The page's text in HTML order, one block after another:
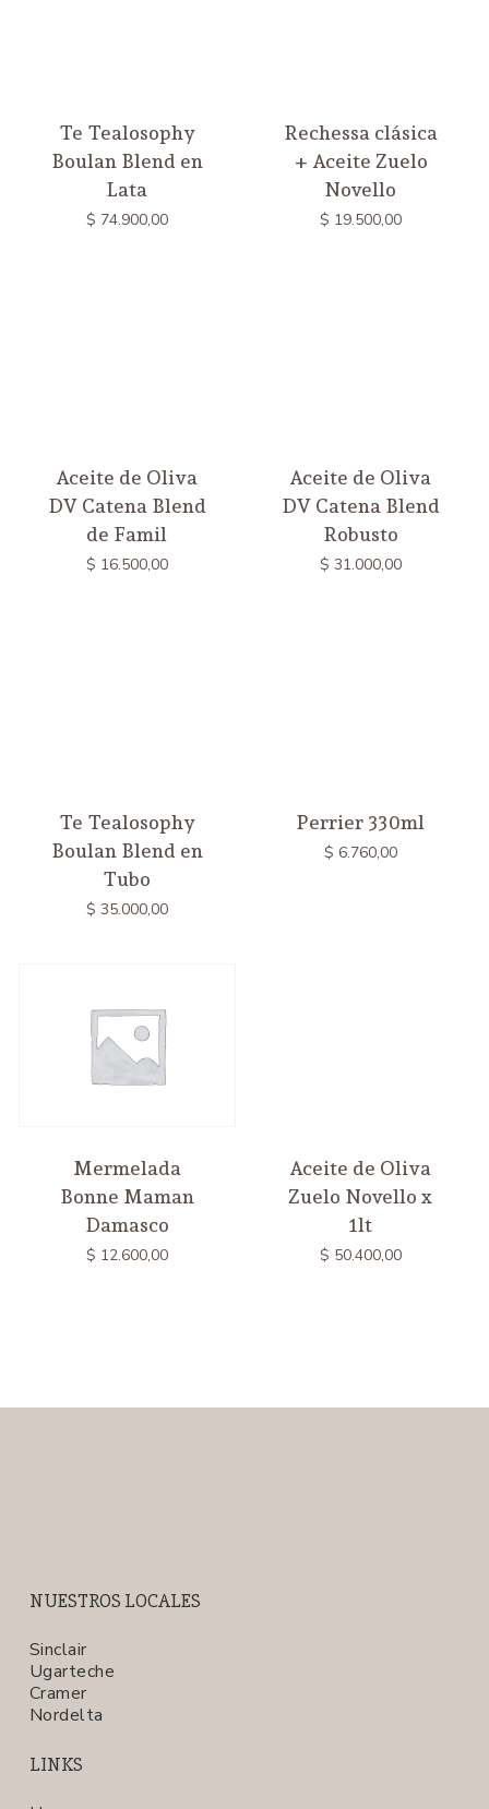
Te Tealosophy
Boulan Blend en
Lata
$ 74.900,00
Rechessa clásica
+ Aceite Zuelo
Novello
$ 19.500,00
Aceite de Oliva
DV Catena Blend
de Famil
$ 16.500,00
Aceite de Oliva
DV Catena Blend
Robusto
$ 31.000,00
Te Tealosophy
Boulan Blend en
Tubo
$ 35.000,00
Perrier 330ml
$ 6.760,00
Mermelada
Bonne Maman
Damasco
$ 12.600,00
Aceite de Oliva
Zuelo Novello x
1lt
$ 50.400,00
NUESTROS LOCALES
Sinclair
Ugarteche
Cramer
Nordelta
LINKS